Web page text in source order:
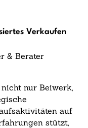
Verkaufen
& Berater
nur Beiwerk,
auf
stützt,